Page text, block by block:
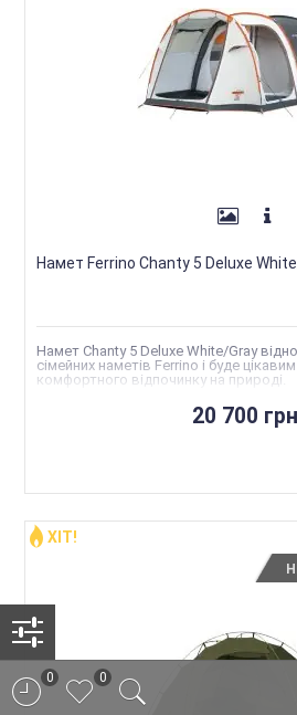
Намет Ferrino Chanty 5 Deluxe
Намет Chanty 5 Deluxe White/Gray
сімейних наметів Ferrino і буде
комфортного відпочинку на природі.
20 700
ХІТ!
0 0